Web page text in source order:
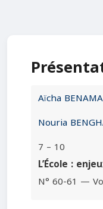
Aïcha
Nouria
7 – 10
L’École :
N° 60-61 —